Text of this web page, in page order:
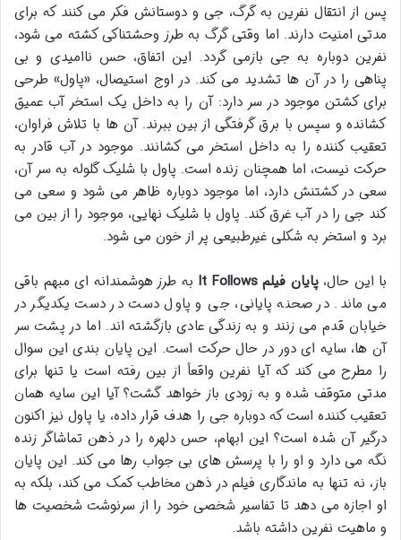
پس از انتقال نفرین به گرگ، جی و دوستانش فکر می کنند که برای
مدتی امنیت دارند. اما وقتی گرگ به طرز وحشتناکی کشته می شود،
نفرین دوباره به جی بازمی گردد. این اتفاق، حس ناامیدی و بی
پناهی را در آن ها تشدید می کند. در اوج استیصال، «پاول» طرحی
برای کشتن موجود در سر دارد: آن را به داخل یک استخر آب عمیق
کشانده و سپس با برق گرفتگی از بین ببرند. آن ها با تلاش فراوان،
تعقیب کننده را به داخل استخر می کشانند. موجود در آب قادر به
حرکت نیست، اما همچنان زنده است. پاول با شلیک گلوله به سر آن،
سعی در کشتنش دارد، اما موجود دوباره ظاهر می شود و سعی می
کند جی را در آب غرق کند. پاول با شلیک نهایی، موجود را از بین می
برد و استخر به شکلی غیرطبیعی پر از خون می شود.
با این حال،پایان فیلم It Follows
به طرز هوشمندانه ای مبهم باقی
می ماند. در صحنه پایانی، جی و پاول دست در دست یکدیگر در
خیابان قدم می زنند و به زندگی عادی بازگشته اند. اما در پشت سر
آن ها، سایه ای دور در حال حرکت است. این پایان بندی این سوال
را مطرح می کند که آیا نفرین واقعاً از بین رفته است یا تنها برای
مدتی متوقف شده و به زودی باز خواهد گشت؟ آیا این سایه همان
تعقیب کننده است که دوباره جی را هدف قرار داده، یا پاول نیز اکنون
درگیر آن شده است؟ این ابهام، حس دلهره را در ذهن تماشاگر زنده
نگه می دارد و او را با پرسش های بی جواب رها می کند. این پایان
باز، نه تنها به ماندگاری فیلم در ذهن مخاطب کمک می کند، بلکه به
او اجازه می دهد تا تفاسیر شخصی خود را از سرنوشت شخصیت ها
و ماهیت نفرین داشته باشد.